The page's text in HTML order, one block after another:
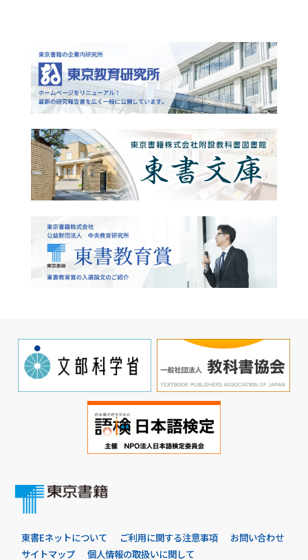
東書Eネットについて ご利用に関する注意事項
お問い合わせ
サイトマップ
個人情報の取扱いに関して